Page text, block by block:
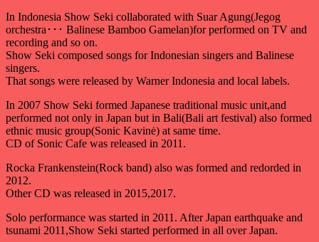
In Indonesia Show Seki collaborated with Suar Agung(Jegog
orchestra･･･ Balinese Bamboo Gamelan)for performed on TV and
recording and so on.
Show Seki composed songs for Indonesian singers and Balinese
singers.
That songs were released by Warner Indonesia and local labels.
In 2007 Show Seki formed Japanese traditional music unit,and
performed not only in Japan but in Bali(Bali art festival) also formed
ethnic music group(Sonic Kavinė) at same time.
CD of Sonic Cafe was released in 2011.
Rocka Frankenstein(Rock band) also was formed and redorded in
2012.
Other CD was released in 2015,2017.
Solo performance was started in 2011. After Japan earthquake and
tsunami 2011,Show Seki started performed in all over Japan.